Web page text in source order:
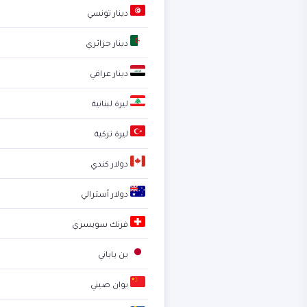
دينار تونسي
دينار جزائري
دينار عراقي
ليرة لبنانية
ليرة تركية
دولار كندي
دولار أسترالي
فرنك سويسري
ين ياباني
يوان صيني